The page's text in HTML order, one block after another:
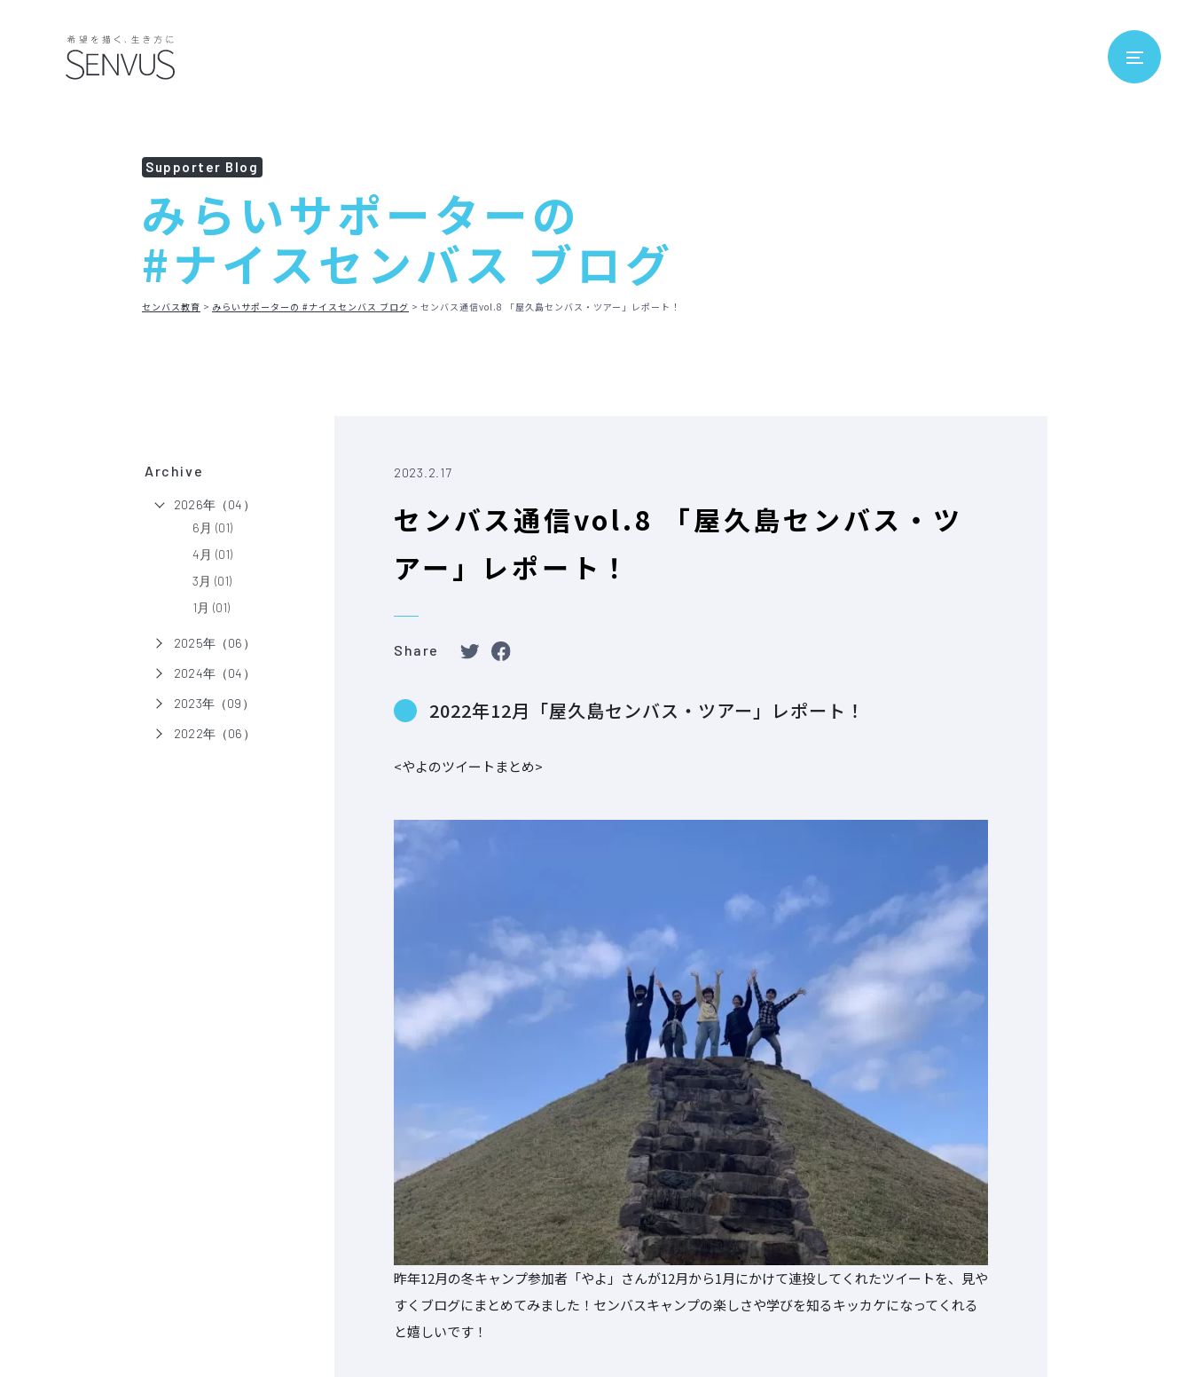
Supporter Blog
みらいサポーターの
#ナイスセンバス ブログ
センバス教育 みらいサポーターの #ナイスセンバス ブログ センバス通信vol.8 「屋久島センバス・ツアー」レポート！
2023.2.17
センバス通信vol.8 「屋久島センバス・ツ
アー」レポート！
Share
2022年12月「屋久島センバス・ツアー」レポート！
<やよのツイートまとめ>
昨年12月の冬キャンプ参加者「やよ」さんが12月から1月にかけて連投してくれたツイートを、見や
すくブログにまとめてみました！センバスキャンプの楽しさや学びを知るキッカケになってくれる
と嬉しいです！
Archive
2026年（04）
6月 (01)
4月 (01)
3月 (01)
1月 (01)
2025年（06）
2024年（04）
2023年（09）
2022年（06）